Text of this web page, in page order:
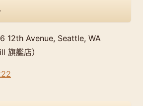
12th Avenue, Seattle, WA
旗艦店）